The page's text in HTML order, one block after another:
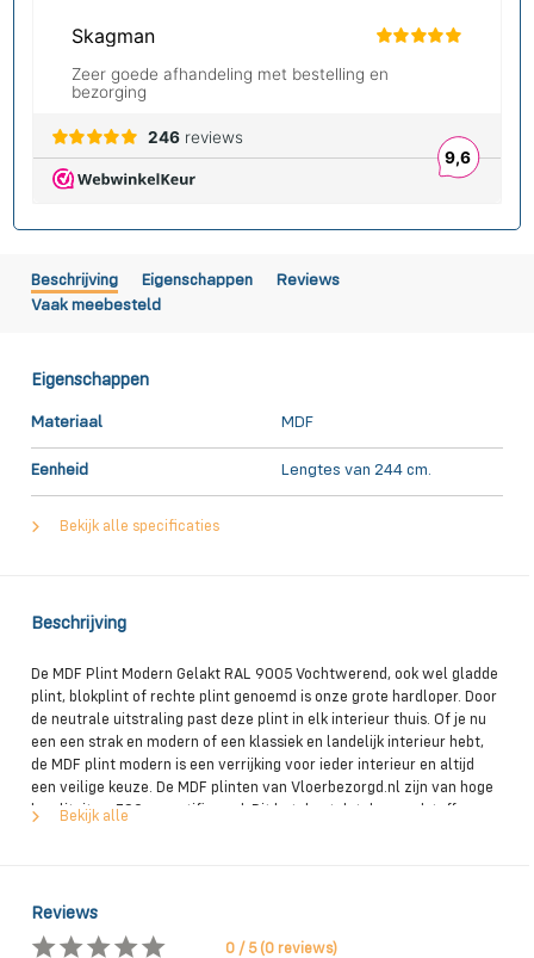
Beschrijving Eigenschappen
Reviews
Vaak meebesteld
Eigenschappen
Materiaal MDF
Eenheid Lengtes van 244 cm.
Bekijk alle specificaties
Beschrijving
De MDF Plint Modern Gelakt RAL 9005 Vochtwerend, ook wel gladde
plint, blokplint of rechte plint genoemd is onze grote hardloper. Door
de neutrale uitstraling past deze plint in elk interieur thuis. Of je nu
een een strak en modern of een klassiek en landelijk interieur hebt,
de MDF plint modern is een verrijking voor ieder interieur en altijd
een veilige keuze. De MDF plinten van Vloerbezorgd.nl zijn van hoge
kwaliteit en FSC gecertificeerd. Dit betekent dat de grondstoffen
RAL9016, RAL9005 en RAL 7016. Standaard zijn deze MDF plinten
voorzien van 2 lagen grondverf en 1 laklaag. Ook is het MDF van deze
plinten voorzien van V313. Dit betekent dat het MDF van
Bekijk alle
Reviews
0 / 5 (0 reviews)